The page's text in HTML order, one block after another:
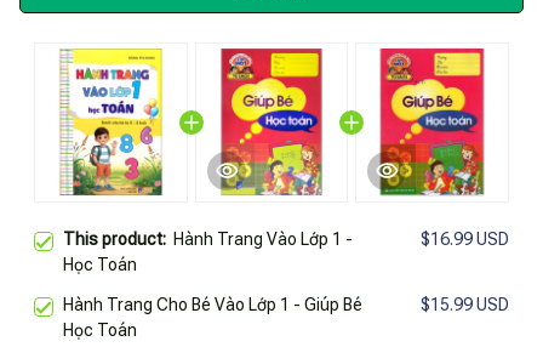
This product: Hành Trang Vào Lớp 1 -
Học Toán
$16.99 USD
Hành Trang Cho Bé Vào Lớp 1 - Giúp Bé
Học Toán
$15.99 USD